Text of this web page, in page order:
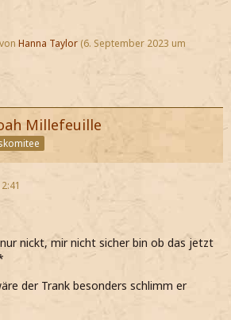
Hanna Taylor (6. September 2023 um
Millefeuille
nickt, mir nicht sicher bin ob das jetzt
der Trank besonders schlimm er